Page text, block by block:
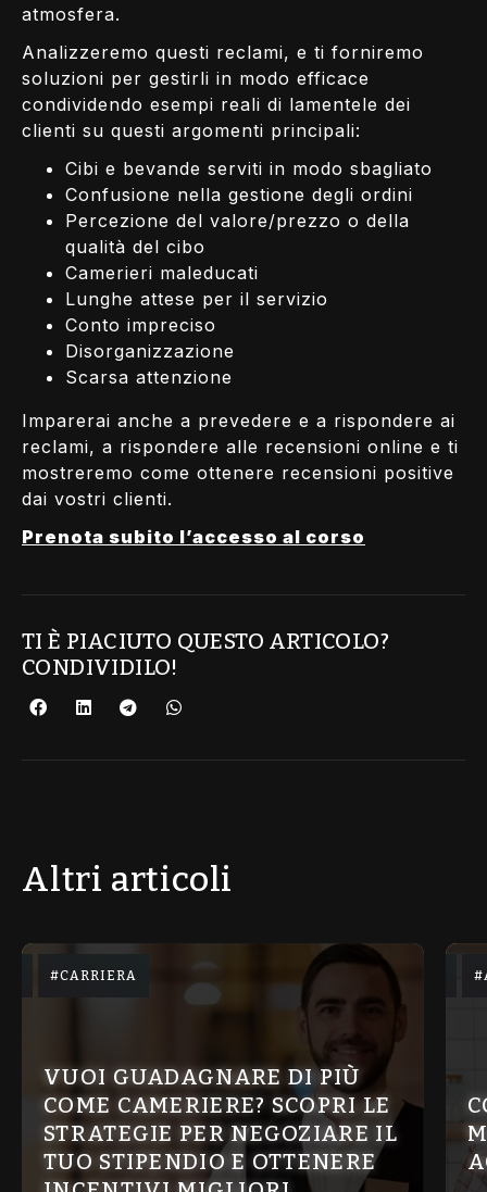
atmosfera.
Analizzeremo questi reclami, e ti forniremo
soluzioni per gestirli in modo efficace
condividendo esempi reali di lamentele dei
clienti su questi argomenti principali:
Cibi e bevande serviti in modo sbagliato
Confusione nella gestione degli ordini
Percezione del valore/prezzo o della
qualità del cibo
Camerieri maleducati
Lunghe attese per il servizio
Conto impreciso
Disorganizzazione
Scarsa attenzione
Imparerai anche a prevedere e a rispondere ai
reclami, a rispondere alle recensioni online e ti
mostreremo come ottenere recensioni positive
dai vostri clienti.
Prenota subito l’accesso al corso
TI È PIACIUTO QUESTO ARTICOLO?
CONDIVIDILO!
Altri articoli
CARRIERA
VUOI GUADAGNARE DI PIÙ
COME CAMERIERE? SCOPRI LE
STRATEGIE PER NEGOZIARE IL
TUO STIPENDIO E OTTENERE